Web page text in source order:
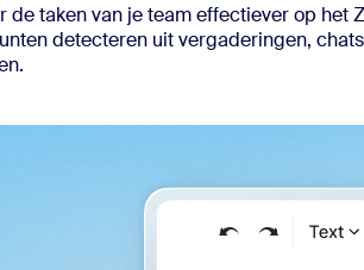
de taken van je team effectiever op
detecteren uit vergaderingen,